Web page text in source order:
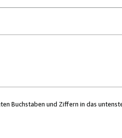
Buchstaben und Ziffern in das